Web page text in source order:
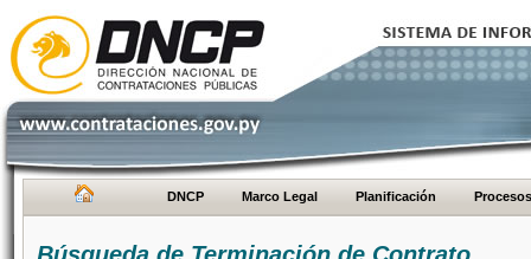
DNCP Marco Legal Planificación Procesos